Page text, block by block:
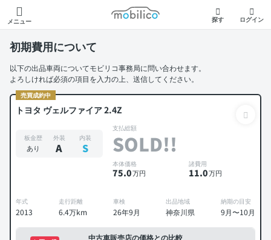
メニュー
モビリコ
探す ログイン
初期費用について
以下の出品車両についてモビリコ事務局に問い合わせます。
よろしければ必須の項目を入力の上、送信してください。
売買成約中
トヨタ ヴェルファイア 2.4Z
板金歴
あり
外装
A
内装
S
支払総額
SOLD!!
本体価格
75.0万円
諸費用
11.0万円
年式
2013
走行距離
6.4万km
車検
26年9月
出品地域
神奈川県
納期の目安
9月〜10月
中古車販売店の価格との比較